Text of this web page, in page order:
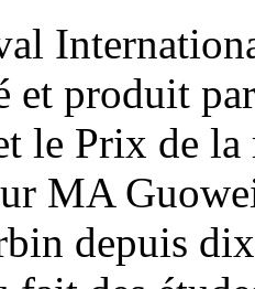
et produit
le Prix de
MA
depuis